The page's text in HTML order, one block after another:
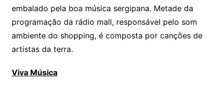
embalado pela boa música sergipana. Metade da
programação da rádio mall, responsável pelo som
ambiente do shopping, é composta por canções de
artistas da terra.
Viva Música